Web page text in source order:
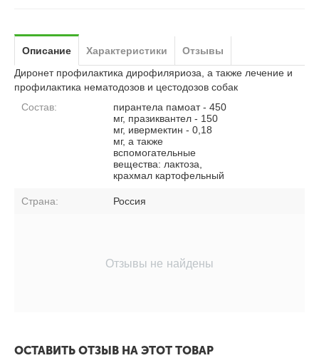
Описание Характеристики
Отзывы
Диронет профилактика дирофиляриоза, а также лечение и
профилактика нематодозов и цестодозов собак
Состав:
пирантела памоат - 450
мг, празиквантел - 150
мг, ивермектин - 0,18
мг, а также
вспомогательные
вещества: лактоза,
крахмал картофельный
Страна: Россия
Отзывы не найдены
ОСТАВИТЬ ОТЗЫВ НА ЭТОТ ТОВАР